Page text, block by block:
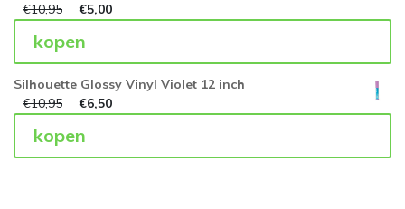
€10,95 €5,00
kopen
Silhouette Glossy Vinyl Violet 12 inch
€10,95 €6,50
kopen